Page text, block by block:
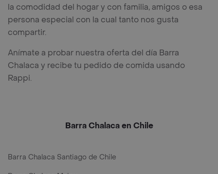
la comodidad del hogar y con familia, amigos o esa
persona especial con la cual tanto nos gusta
compartir.
Anímate a probar nuestra oferta del día Barra
Chalaca y recibe tu pedido de comida usando
Rappi.
Barra Chalaca en Chile
Barra Chalaca Santiago de Chile